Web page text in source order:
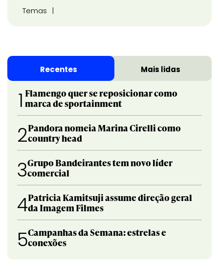
Temas
Recentes Mais lidas
1 Flamengo quer se reposicionar como
marca de sportainment
2Pandora nomeia Marina Cirelli como
country head
3Grupo Bandeirantes tem novo líder
comercial
4Patricia Kamitsuji assume direção geral
da Imagem Filmes
5Campanhas da Semana: estrelas e
conexões